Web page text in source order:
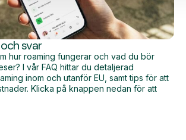
svar
hur roaming fungerar och vad du bör
I vår FAQ hittar du detaljerad
inom och utanför EU, samt tips för att
Klicka på knappen nedan för att